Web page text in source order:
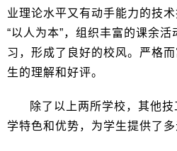
业理论水平又有动手能力的技
“以人为本”，组织丰富的课余
习，形成了良好的校风。严格
生的理解和好评。
除了以上两所学校，其他
学特色和优势，为学生提供了多